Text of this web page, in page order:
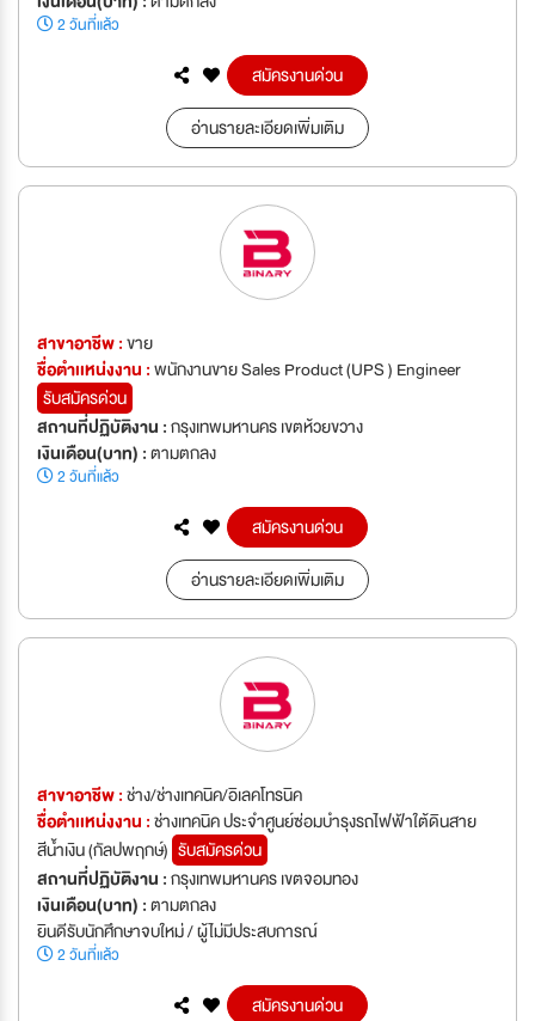
2 วันที่แล้ว
สมัครงานด่วน
อ่านรายละเอียดเพิ่มเติม
สาขาอาชีพ :ขาย
ชื่อตำเเหน่งงาน :พนักงานขาย Sales Product (UPS ) Engineer
รับสมัครด่วน
สถานที่ปฏิบัติงาน :กรุงเทพมหานคร เขตห้วยขวาง
เงินเดือน(บาท) :ตามตกลง
2 วันที่แล้ว
สมัครงานด่วน
อ่านรายละเอียดเพิ่มเติม
สาขาอาชีพ :ช่าง/ช่างเทคนิค/อิเลคโทรนิค
ชื่อตำเเหน่งงาน :ช่างเทคนิค ประจำศูนย์ซ่อมบำรุงรถไฟฟ้าใต้ดินสาย
สีน้ำเงิน (กัลปพฤกษ์) รับสมัครด่วน
สถานที่ปฏิบัติงาน :กรุงเทพมหานคร เขตจอมทอง
เงินเดือน(บาท) :ตามตกลง
ยินดีรับนักศึกษาจบใหม่ / ผู้ไม่มีประสบการณ์
2 วันที่แล้ว
สมัครงานด่วน